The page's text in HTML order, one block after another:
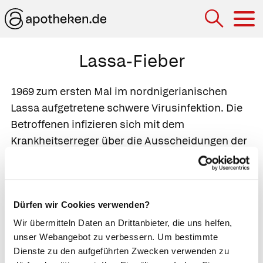
Dürfen wir Cookies verwenden?
Wir übermitteln Daten an Drittanbieter, die uns helfen,
unser Webangebot zu verbessern. Um bestimmte
Dienste zu den aufgeführten Zwecken verwenden zu
Lassa-Fieber
1969 zum ersten Mal im nordnigerianischen
Lassa aufgetretene schwere Virusinfektion. Die
Betroffenen infizieren sich mit dem
Krankheitserreger über die Ausscheidungen der
Vielzitzenratte oder die Körpersekrete anderer
Menschen. Nach einer Woche beginnen sie zu
bekommen Fieber. In der zweiten Woche tritt Blut
aus Augen, Nase, Harn- und Magen-Darm-Trakt.
Dabei verlieren die Patienten so hohe Mengen
Blut, dass viele an einem Herz- und